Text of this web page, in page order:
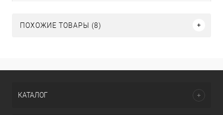
ПОХОЖИЕ ТОВАРЫ (8)
КАТАЛОГ